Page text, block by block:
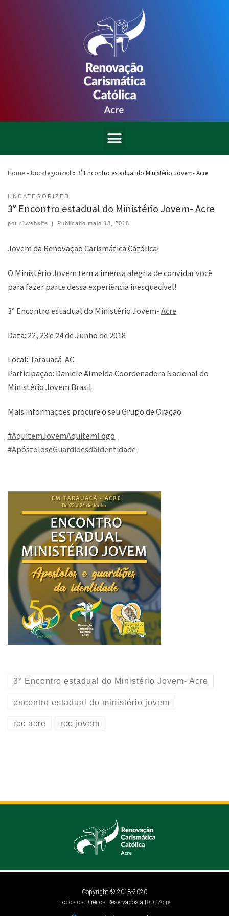
Home » Uncategorized » 3° Encontro estadual do Ministério Jovem- Acre
UNCATEGORIZED
3° Encontro estadual do Ministério Jovem- Acre
por r1website | Publicadomaio 18, 2018
Jovem da Renovação Carismática Católica!
O Ministério Jovem tem a imensa alegria de convidar você
para fazer parte dessa experiência inesquecível!
3° Encontro estadual do Ministério Jovem- Acre
Data: 22, 23 e 24 de Junho de 2018
Local: Tarauacá-AC
Participação: Daniele Almeida Coordenadora Nacional do
Ministério Jovem Brasil
Mais informações procure o seu Grupo de Oração.
#AquitemJovemAquitemFogo
#ApóstoloseGuardiõesdaIdentidade
3° Encontro estadual do Ministério Jovem- Acre
encontro estadual do ministério jovem
rcc acre rcc jovem
Copyright © 2018-2020
Todos os Direitos Reservados a RCC Acre